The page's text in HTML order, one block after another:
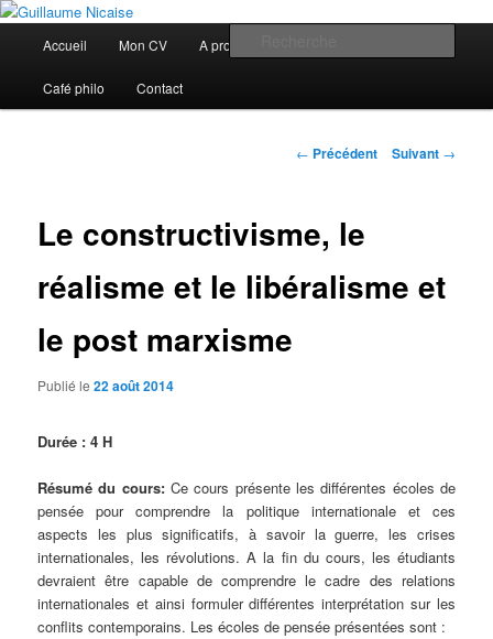
Aller
contenu
principalGuillaume Nicaise
Discovery
principal
Accueil Mon CV A propos de moi
Café philo Contact
Navigation
← Précédent Suivant →
Le constructivisme, le
réalisme et le libéralisme et
le post marxisme
Publié le22 août 2014
Durée : 4 H
Résumé du cours:Ce cours présente les différentes écoles de
pensée pour comprendre la politique internationale et ces
aspects les plus significatifs, à savoir la guerre, les crises
internationales, les révolutions. A la fin du cours, les étudiants
devraient être capable de comprendre le cadre des relations
internationales et ainsi formuler différentes interprétation sur les
conflits contemporains. Les écoles de pensée présentées sont :